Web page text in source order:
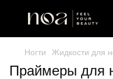
Ногти Жидкости для
Праймеры для